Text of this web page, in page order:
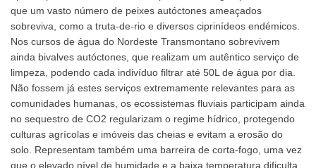
que um vasto número de peixes autóctones ameaçados
sobreviva, como a truta-de-rio e diversos ciprinídeos endémicos.
Nos cursos de água do Nordeste Transmontano sobrevivem
ainda bivalves autóctones, que realizam um autêntico serviço de
limpeza, podendo cada indivíduo filtrar até 50L de água por dia.
Não fossem já estes serviços extremamente relevantes para as
comunidades humanas, os ecossistemas fluviais participam ainda
no sequestro de CO2 regularizam o regime hídrico, protegendo
culturas agrícolas e imóveis das cheias e evitam a erosão do
solo. Representam também uma barreira de corta-fogo, uma vez
que o elevado nível de humidade e a baixa temperatura dificulta